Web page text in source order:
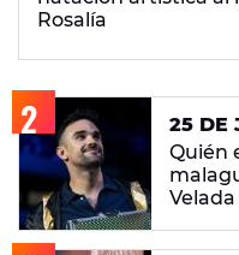
Rosalía
25 DE
Quién